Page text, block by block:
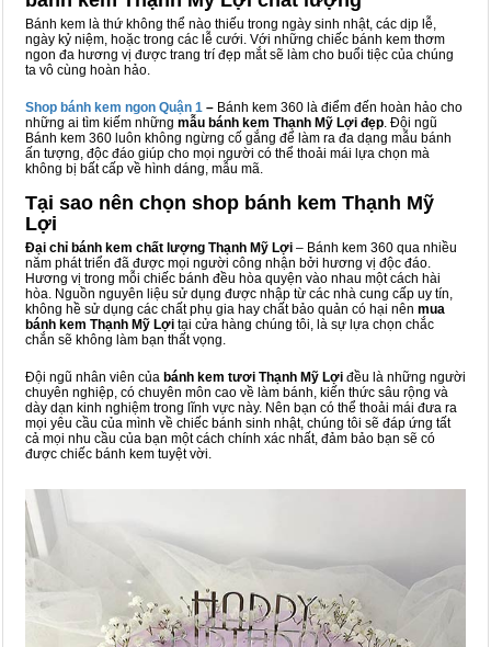
Bánh kem là thứ không thể nào thiếu trong ngày sinh nhật, các dịp lễ,
ngày kỷ niệm, hoặc trong các lễ cưới. Với những chiếc bánh kem thơm
ngon đa hương vị được trang trí đẹp mắt sẽ làm cho buổi tiệc của chúng
ta vô cùng hoàn hảo.
Shop bánh kem ngon Quận 1 – Bánh kem 360 là điểm đến hoàn hảo cho
những ai tìm kiếm những mẫu bánh kem Thạnh Mỹ Lợi đẹp. Đội ngũ
Bánh kem 360 luôn không ngừng cố gắng để làm ra đa dạng mẫu bánh
ấn tượng, độc đáo giúp cho mọi người có thể thoải mái lựa chọn mà
không bị bất cấp về hình dáng, mẫu mã.
Tại sao nên chọn shop bánh kem Thạnh Mỹ
Lợi
Đại chỉ bánh kem chất lượng Thạnh Mỹ Lợi – Bánh kem 360 qua nhiều
năm phát triển đã được mọi người công nhận bởi hương vị độc đáo.
Hương vị trong mỗi chiếc bánh đều hòa quyện vào nhau một cách hài
hòa. Nguồn nguyên liệu sử dụng được nhập từ các nhà cung cấp uy tín,
không hề sử dụng các chất phụ gia hay chất bảo quản có hại nên mua
bánh kem Thạnh Mỹ Lợi tại cửa hàng chúng tôi, là sự lựa chọn chắc
chắn sẽ không làm bạn thất vọng.
Đội ngũ nhân viên của bánh kem tươi Thạnh Mỹ Lợi đều là những người
chuyên nghiệp, có chuyên môn cao về làm bánh, kiến thức sâu rộng và
dày dạn kinh nghiệm trong lĩnh vực này. Nên bạn có thể thoải mái đưa ra
mọi yêu cầu của mình về chiếc bánh sinh nhật, chúng tôi sẽ đáp ứng tất
cả mọi nhu cầu của bạn một cách chính xác nhất, đảm bảo bạn sẽ có
được chiếc bánh kem tuyệt vời.